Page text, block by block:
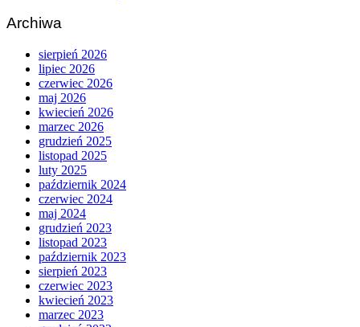
Archiwa
sierpień 2026
lipiec 2026
czerwiec 2026
maj 2026
kwiecień 2026
marzec 2026
grudzień 2025
listopad 2025
luty 2025
październik 2024
czerwiec 2024
maj 2024
grudzień 2023
listopad 2023
październik 2023
sierpień 2023
czerwiec 2023
kwiecień 2023
marzec 2023